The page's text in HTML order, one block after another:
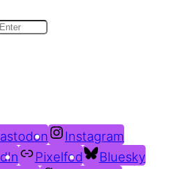
Instagram
Pixelfed
Bluesky